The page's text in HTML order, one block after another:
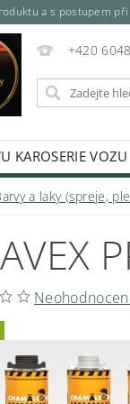
a s postupem při
+420
KAROSERIE VOZU
PLECHOVKY,
- BARVA NA
a laky (spreje,